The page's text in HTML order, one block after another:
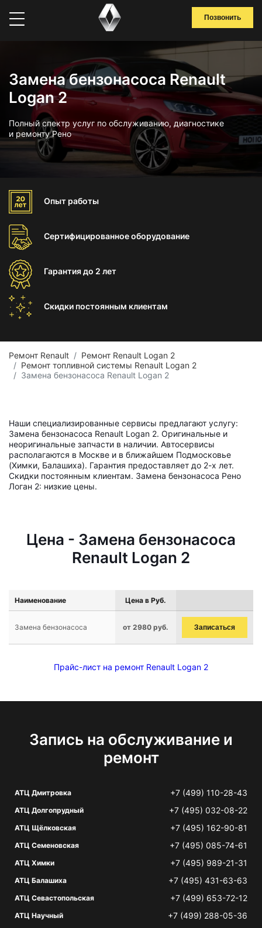
Позвонить
Замена бензонасоса Renault
Logan 2
Полный спектр услуг по обслуживанию, диагностике
и ремонту Рено
Опыт работы
Сертифицированноеоборудование
Гарантиядо 2 лет
Скидки постоянным клиентам
Ремонт Renault
Ремонт Renault Logan 2
Ремонт топливной системы Renault Logan 2
Замена бензонасоса Renault Logan 2
Наши специализированные сервисы предлагают услугу:
Замена бензонасоса Renault Logan 2. Оригинальные и
неоригинальные запчасти в наличии. Автосервисы
располагаются в Москве и в ближайшем Подмосковье
(Химки, Балашиха). Гарантия предоставляет до 2-х лет.
Скидки постоянным клиентам. Замена бензонасоса Рено
Логан 2: низкие цены.
Цена - Замена бензонасоса
Renault Logan 2
Наименование Цена в Руб.
Замена бензонасоса от 2980 руб. Записаться
Прайс-лист на ремонт Renault Logan 2
Запись на обслуживание и
ремонт
АТЦ Дмитровка +7 (499) 110-28-43
АТЦ Долгопрудный +7 (495) 032-08-22
АТЦ Щёлковская +7 (495) 162-90-81
АТЦ Семеновская +7 (495) 085-74-61
АТЦ Химки +7 (495) 989-21-31
АТЦ Балашиха +7 (495) 431-63-63
АТЦ Севастопольская +7 (499) 653-72-12
АТЦ Научный +7 (499) 288-05-36